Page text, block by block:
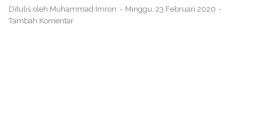
Ditulis oleh Muhammad Imron
Minggu, 23 Februari 2020
Tambah Komentar